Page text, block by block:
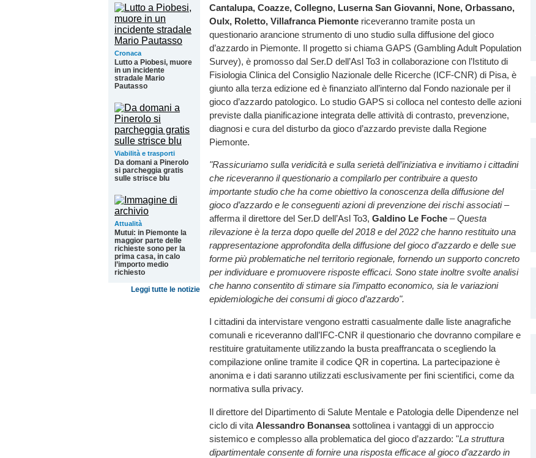
Cronaca
Lutto a Piobesi, muore
in un incidente
stradale Mario
Pautasso
Viabilità e trasporti
Da domani a Pinerolo
si parcheggia gratis
sulle strisce blu
Attualità
Mutui: in Piemonte la
maggior parte delle
richieste sono per la
prima casa, in calo
l’importo medio
richiesto
Leggi tutte le notizie
Cantalupa, Coazze, Collegno, Luserna San Giovanni, None, Orbassano,
Oulx, Roletto, Villafranca Piemonte riceveranno tramite posta un
questionario arancione strumento di uno studio sulla diffusione del gioco
d’azzardo in Piemonte. Il progetto si chiama GAPS (Gambling Adult Population
Survey), è promosso dal Ser.D dell’Asl To3 in collaborazione con l’Istituto di
Fisiologia Clinica del Consiglio Nazionale delle Ricerche (ICF-CNR) di Pisa, è
giunto alla terza edizione ed è finanziato all’interno dal Fondo nazionale per il
gioco d’azzardo patologico. Lo studio GAPS si colloca nel contesto delle azioni
previste dalla pianificazione integrata delle attività di contrasto, prevenzione,
diagnosi e cura del disturbo da gioco d’azzardo previste dalla Regione
Piemonte.
"Rassicuriamo sulla veridicità e sulla serietà dell’iniziativa e invitiamo i cittadini
che riceveranno il questionario a compilarlo per contribuire a questo
importante studio che ha come obiettivo la conoscenza della diffusione del
gioco d’azzardo e le conseguenti azioni di prevenzione dei rischi associati–
afferma il direttore del Ser.D dell’Asl To3, Galdino Le Foche –Questa
rilevazione è la terza dopo quelle del 2018 e del 2022 che hanno restituito una
rappresentazione approfondita della diffusione del gioco d’azzardo e delle sue
forme più problematiche nel territorio regionale, fornendo un supporto concreto
per individuare e promuovere risposte efficaci. Sono state inoltre svolte analisi
che hanno consentito di stimare sia l’impatto economico, sia le variazioni
epidemiologiche dei consumi di gioco d’azzardo".
I cittadini da intervistare vengono estratti casualmente dalle liste anagrafiche
comunali e riceveranno dall’IFC-CNR il questionario che dovranno compilare e
restituire gratuitamente utilizzando la busta preaffrancata o scegliendo la
compilazione online tramite il codice QR in copertina. La partecipazione è
anonima e i dati saranno utilizzati esclusivamente per fini scientifici, come da
normativa sulla privacy.
Il direttore del Dipartimento di Salute Mentale e Patologia delle Dipendenze nel
ciclo di vita Alessandro Bonanseasottolinea i vantaggi di un approccio
sistemico e complesso alla problematica del gioco d’azzardo: "La struttura
dipartimentale consente di fornire una risposta efficace al gioco d’azzardo in